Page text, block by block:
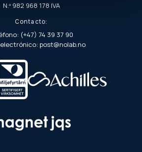
N.º 982 968 178 IVA
Contacto:
(+47) 74 39 37 90
post@nolab.no